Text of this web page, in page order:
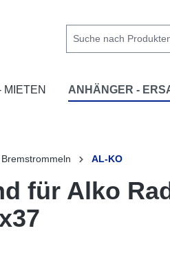
MIETEN ANHÄNGER -
Bremstrommeln AL-KO
für Alko